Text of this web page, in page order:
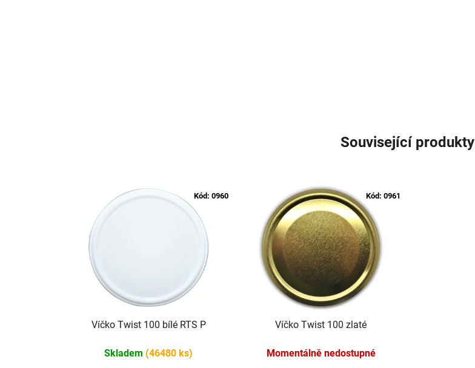
Související produkty
Víčko Twist 100 bílé RTS P
Skladem (46480 ks)
Kód: 0960
Víčko Twist 100 zlaté
Momentálně nedostupné
Kód: 0961